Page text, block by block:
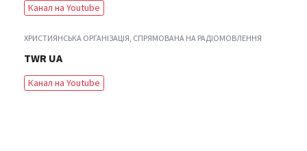
Канал на Youtube
ХРИСТИЯНСЬКА ОРГАНІЗАЦІЯ, СПРЯМОВАНА НА РАДІОМОВЛЕННЯ
TWR UA
Канал на Youtube